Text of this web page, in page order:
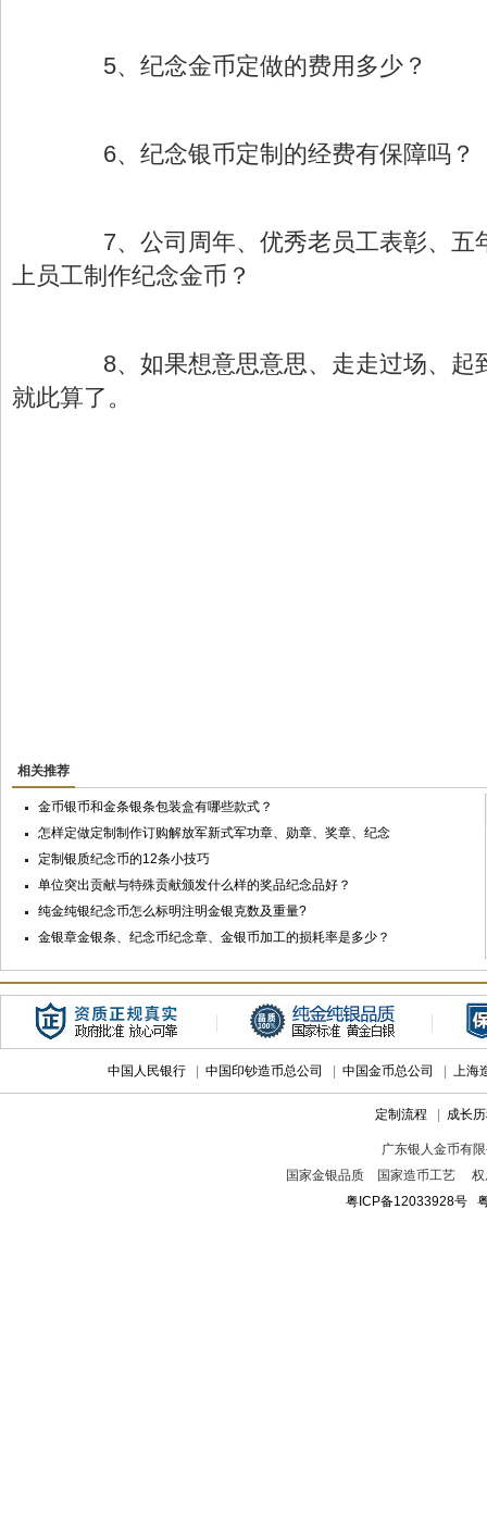
5、纪念金币定做的费用多少？
6、纪念银币定制的经费有保障吗？
7、公司周年、优秀老员工表彰、五年
上员工制作纪念金币？
8、如果想意思意思、走走过场、起
就此算了。
相关推荐
金币银币和金条银条包装盒有哪些款式？
怎样定做定制制作订购解放军新式军功章、勋章、奖章、纪念
章？
定制银质纪念币的12条小技巧
单位突出贡献与特殊贡献颁发什么样的奖品纪念品好？
纯金纯银纪念币怎么标明注明金银克数及重量?
金银章金银条、纪念币纪念章、金银币加工的损耗率是多少？
中国人民银行 中国印钞造币总公司 中国金币总公司 上海
定制流程 成长
广东银人金币有
国家金银品质 国家造币工艺 权
粤ICP备12033928号